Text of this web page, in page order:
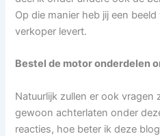
Op die manier heb jij een
verkoper levert.
Bestel de motor onderdelen
Natuurlijk zullen er ook vragen
gewoon achterlaten onder
reacties, hoe beter ik deze